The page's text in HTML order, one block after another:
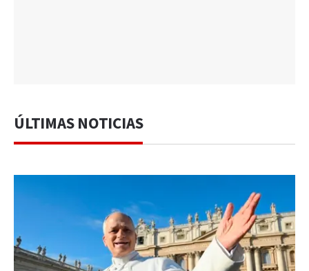
ÚLTIMAS NOTICIAS